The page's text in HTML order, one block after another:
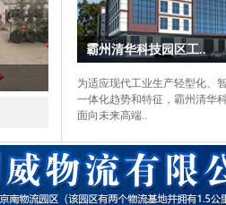
霸州清华科技园区工..
为适应现代工业生产轻型化、
一体化趋势和特征，霸州清华
面向未来高端..